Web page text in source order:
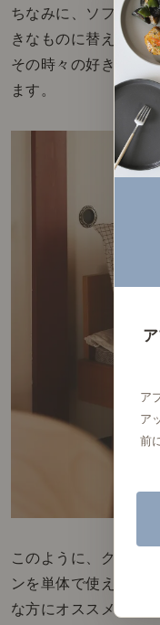
ちなみに、ソファー
きなものに替えたり
その時々の好きな雰
ます。
このように、クッシ
ンを単体で使えるよ
な方にオススメです。
ア
ア
前